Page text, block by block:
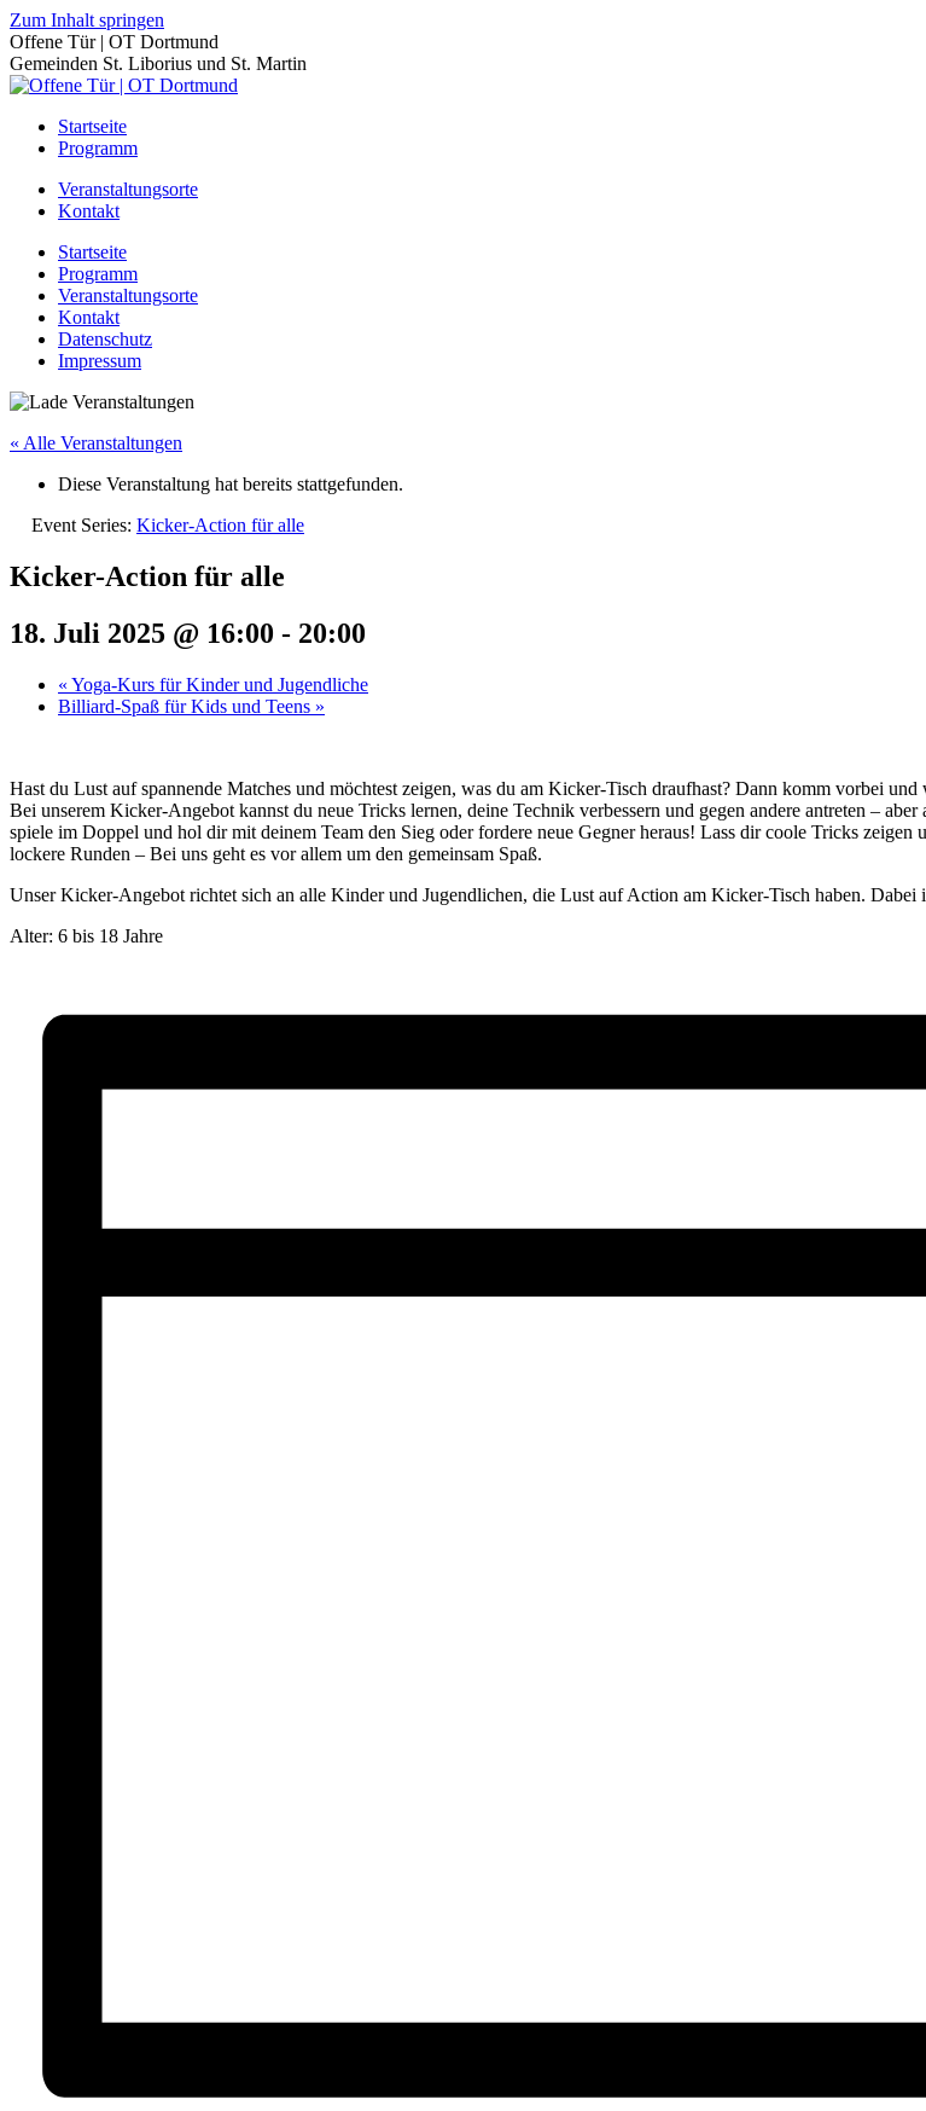
Zum Inhalt springen
Offene Tür | OT Dortmund
Gemeinden St. Liborius und St. Martin
Startseite
Programm
Veranstaltungsorte
Kontakt
Startseite
Programm
Veranstaltungsorte
Kontakt
Datenschutz
Impressum
« Alle Veranstaltungen
Diese Veranstaltung hat bereits stattgefunden.
Event Series: Kicker-Action für alle
Kicker-Action für alle
18. Juli 2025 @ 16:00 - 20:00
« Yoga-Kurs für Kinder und Jugendliche
Billiard-Spaß für Kids und Teens »
Hast du Lust auf spannende Matches und möchtest zeigen, was du am Kicker-Tisch draufhast? Dann komm vorbei
Bei unserem Kicker-Angebot kannst du neue Tricks lernen, deine Technik verbessern und gegen andere antreten –
spiele im Doppel und hol dir mit deinem Team den Sieg oder fordere neue Gegner heraus! Lass dir coole Tricks
lockere Runden – Bei uns geht es vor allem um den gemeinsam Spaß.
Unser Kicker-Angebot richtet sich an alle Kinder und Jugendlichen, die Lust auf Action am Kicker-Tisch haben. Dabei
Alter: 6 bis 18 Jahre